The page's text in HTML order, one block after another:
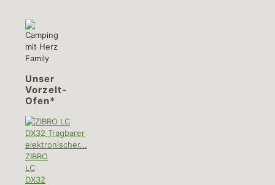
Unser
Vorzelt-
Ofen*
ZIBRO
LC
DX32